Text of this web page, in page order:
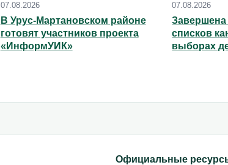
07.08.2026
В Урус-Мартановском районе
готовят участников проекта
«ИнформУИК»
07.08.2026
Завершена
списков
выборах
Официальные